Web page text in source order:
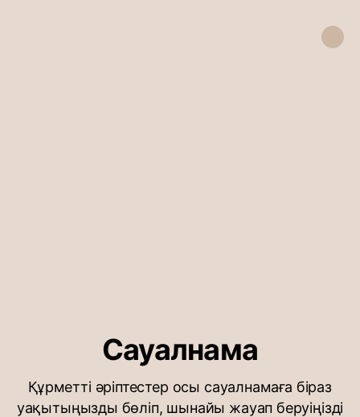
Сауалнама
Құрметті әріптестер осы сауалнамаға біраз
уақытыңызды бөліп, шынайы жауап беруіңізді